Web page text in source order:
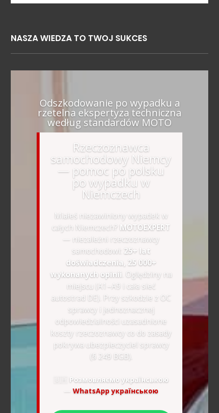
NASZA WIEDZA TO TWOJ SUKCES
Odszkodowanie po wypadku a
rzetelna ekspertyza techniczna
według standardów MOTO
Rzeczoznawca
samochodowy Niemcy
— pomoc po polsku
po wypadku w
Niemczech
Miałeś niezawiniony wypadek w
całych Niemczech? MOTOEXPERT
— niezależni rzeczoznawcy
samochodowi: 25+ lat
doświadczenia, 25 000+
wykonanych opinii . Oględziny na
miejscu (A1–A9 i cała sieć
autostrad DE). Przy szkodzie z OC
sprawcy i jednoznacznej
odpowiedzialności uzasadnione
koszty rzeczoznawcy co do zasady
pokrywa ubezpieczyciel sprawcy
(§ 249 BGB).
🇺🇦 Розмовляємо українською
— WhatsApp українською